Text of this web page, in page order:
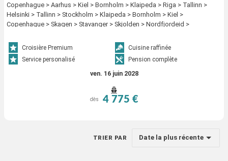
Copenhague > Aarhus > Kiel > Bornholm > Klaipeda > Riga > Tallinn >
Helsinki > Tallinn > Stockholm > Klaipeda > Bornholm > Kiel >
Copenhague > Skagen > Stavanger > Skjolden > Nordfjordeid >
Croisière Premium
Cuisine raffinée
Service personalisé
Pension complète
ven. 16 juin 2028
dès 4 775 €
TRIER PAR Date la plus récente